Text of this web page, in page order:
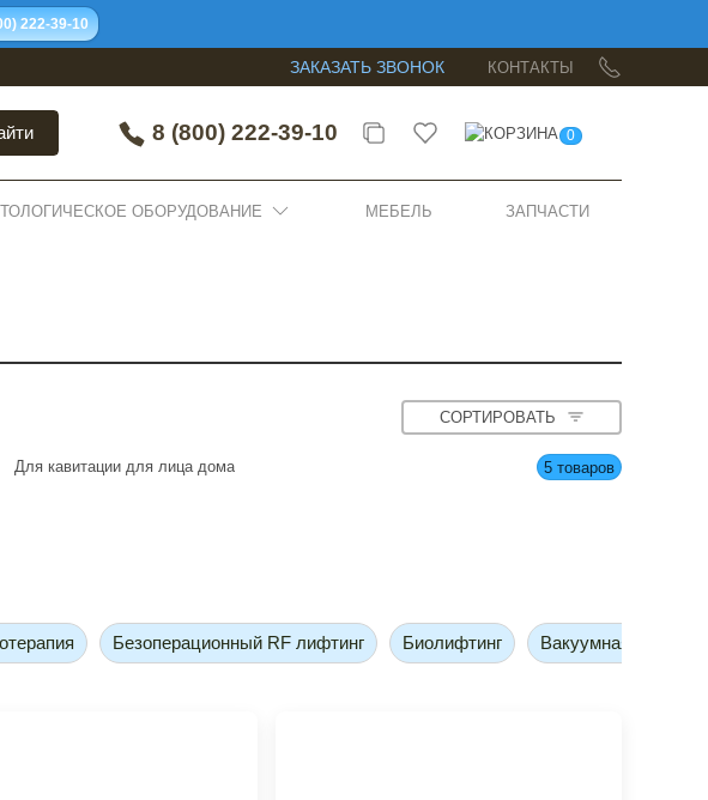
222-39-10
ЗАКАЗАТЬ ЗВОНОК КОНТАКТЫ
8 (800) 222-39-10 0
ОБОРУДОВАНИЕ МЕБЕЛЬ ЗАПЧАСТИ
СОРТИРОВАТЬ
Для кавитации для лица дома 5 товаров
Безоперационный RF лифтинг Биолифтинг Вакуумная